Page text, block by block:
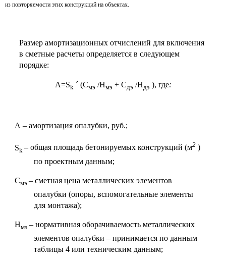
из повторяемости этих конструкций на объектах.
Размер амортизационных отчислений для включения
в сметные расчеты определяется в следующем
порядке:
А=Sk ´ (Смэ /Нмэ + Сдэ /Ндэ ), где:
А – амортизация опалубки, руб.;
Sk – общая площадь бетонируемых конструкций (м2 )
по проектным данным;
Смэ – сметная цена металлических элементов
опалубки (опоры, вспомогательные элементы
для монтажа);
Нмэ – нормативная оборачиваемость металлических
элементов опалубки – принимается по данным
таблицы 4 или техническим данным;